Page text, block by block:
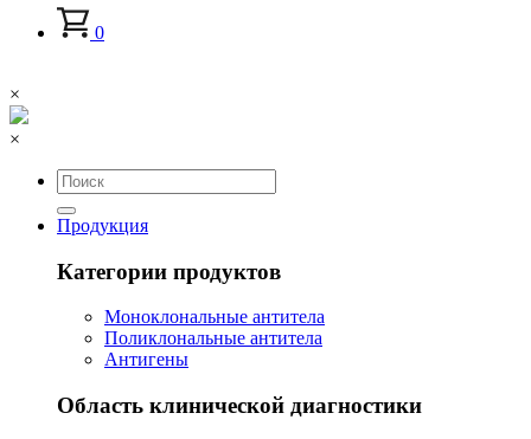
0
×
×
Продукция
Категории продуктов
Моноклональные антитела
Поликлональные антитела
Антигены
Область клинической диагностики